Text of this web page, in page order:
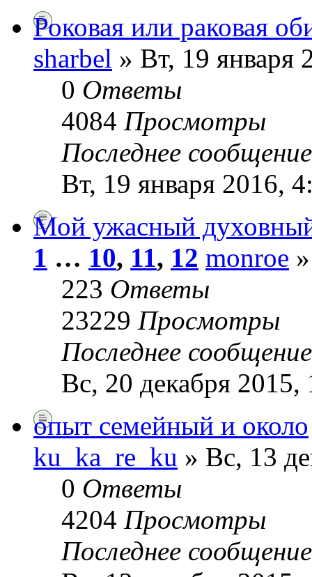
Роковая или раковая
sharbel » Вт, 19 января
0 Ответы
4084 Просмотры
Последнее
Вт, 19 января 2016,
Мой ужасный
1 … 10, 11, 12 monroe
223 Ответы
23229 Просмотры
Последнее
Вс, 20 декабря 2015,
опыт семейный и около
ku_ka_re_ku » Вс, 13
0 Ответы
4204 Просмотры
Последнее